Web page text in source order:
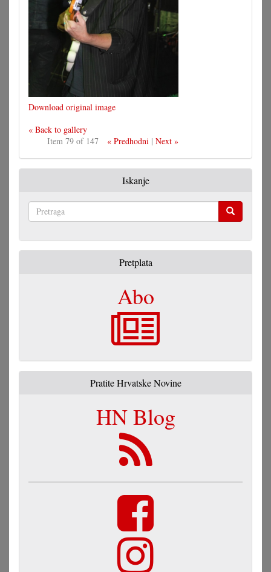
Download original image
« Back to gallery
Item 79 of 147
« Predhodni | Next »
Iskanje
Pretplata
Abo
Pratite Hrvatske Novine
HN Blog